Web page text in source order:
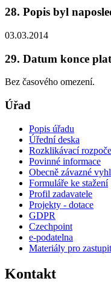
28. Popis byl
03.03.2014
29. Datum konce
Bez časového omezení.
Úřad
Popis úřadu
Úřední deska
Rozklikávací
Povinné informace
Obecně závazné
Formuláře ke stažení
Profil zadavatele
Projekty - dotace
GDPR
Czechpoint
e-podatelna
Materiály pro
Kontakt